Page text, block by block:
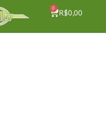
R$0,00
0